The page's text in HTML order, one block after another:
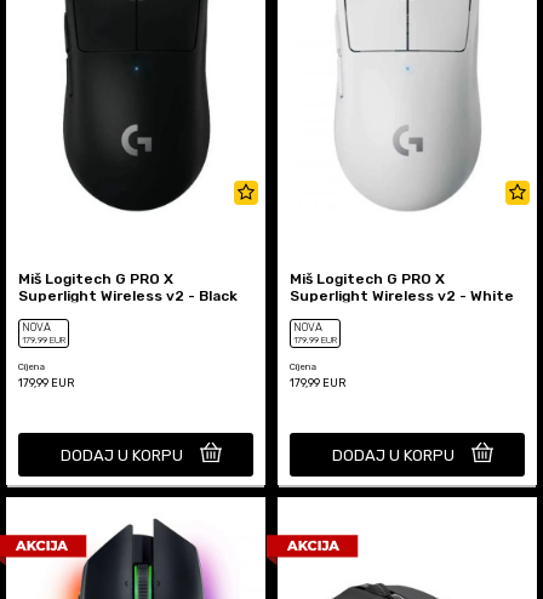
Miš Logitech G PRO X
Superlight Wireless v2 - Black
NOVA
179,99 EUR
Cijena
179,99 EUR
DODAJ U KORPU
Miš Logitech G PRO X
Superlight Wireless v2 - White
NOVA
179,99 EUR
Cijena
179,99 EUR
DODAJ U KORPU